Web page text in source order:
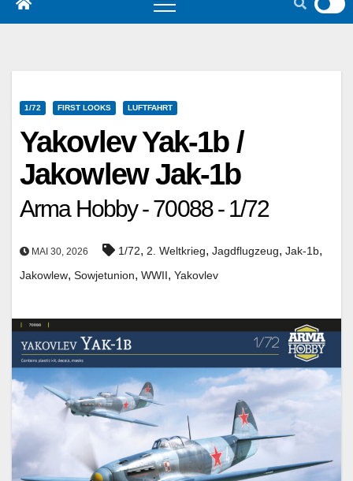
1/72 FIRST LOOKS LUFTFAHRT
Yakovlev Yak-1b /
Jakowlew Jak-1b
Arma Hobby - 70088 - 1/72
MAI 30, 2026 1/72, 2. Weltkrieg, Jagdflugzeug, Jak-1b,
Jakowlew, Sowjetunion, WWII, Yakovlev